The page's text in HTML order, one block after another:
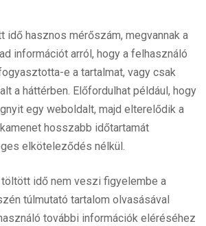
idő hasznos mérőszám, megvannak a
információt arról, hogy a felhasználó
e a tartalmat, vagy csak
a háttérben. Előfordulhat például, hogy
egy weboldalt, majd elterelődik a
hosszabb időtartamát
elköteleződés nélkül.
idő nem veszi figyelembe a
túlmutató tartalom olvasásával
további információk eléréséhez